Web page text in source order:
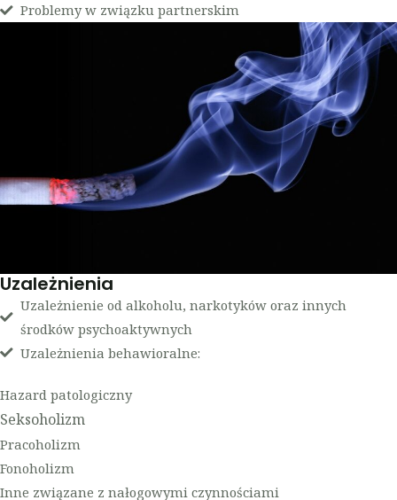
Problemy w związku partnerskim
Uzależnienia
Uzależnienie od alkoholu, narkotyków oraz innych
środków psychoaktywnych
Uzależnienia behawioralne:
Hazard patologiczny
Seksoholizm
Pracoholizm
Fonoholizm
Inne związane z nałogowymi czynnościami